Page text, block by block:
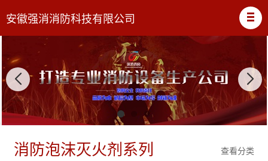
安徽强消消防科技有限公司
查看分类
消防泡沫灭火剂系列